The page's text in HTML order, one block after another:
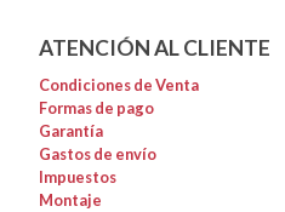
ATENCIÓN AL CLIENTE
Condiciones de Venta
Formas de pago
Garantía
Gastos de envío
Impuestos
Montaje